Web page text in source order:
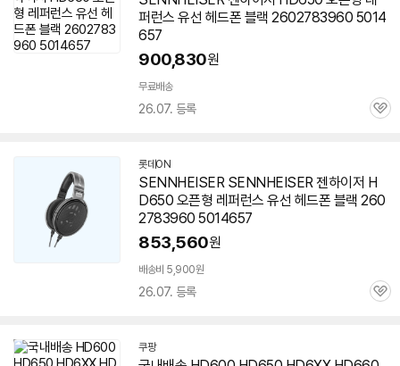
퍼런스 유선 헤드폰 블랙 2602783960 5014
657
900,830원
무료배송
26.07. 등록
관
롯데ON
SENNHEISER SENNHEISER 젠하이저 H
D650 오픈형 레퍼런스 유선 헤드폰 블랙 260
2783960 5014657
853,560원
배송비 5,900원
26.07. 등록
관
쿠팡